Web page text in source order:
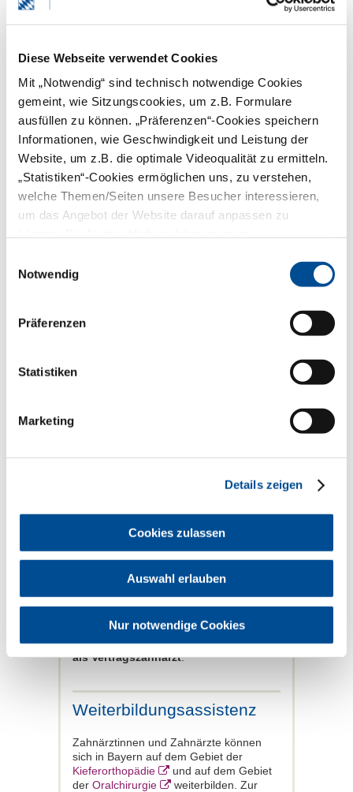
Diese Webseite verwendet Cookies
Mit „Notwendig“ sind technisch notwendige Cookies
gemeint, wie Sitzungscookies, um z.B. Formulare
ausfüllen zu können. „Präferenzen“-Cookies speichern
Informationen, wie Geschwindigkeit und Leistung der
Website, um z.B. die optimale Videoqualität zu ermitteln.
„Statistiken“-Cookies ermöglichen uns, zu verstehen,
welche Themen/Seiten unsere Besucher interessieren,
um das Angebot der Website darauf anpassen zu
Notwendig
Präferenzen
Statistiken
Marketing
Details zeigen
Cookies zulassen
Auswahl erlauben
Nur notwendige Cookies
Keine
Ausnahmefällen
Zahnärzte, die in einem Mitgliedsland der
EU oder einem anderen Vertragsstaat
des Abkommens über den Europäischen
Wirtschaftsraum oder einem
Vertragsstaat, dem Deutschland und die
Europäische Gemeinschaft oder
Deutschland und die Europäische Union
vertraglich einen entsprechenden
Rechtsanspruch eingeräumt haben,
einen nach den gemeinschaftsrechtlichen
Ausbildungsnachweis erworben haben
sind, müssen die
Vorbereitungsassistenzzeit nicht
können grundsätzlich nur nach Erhalt
13 Zahnheilkundegesetz finden Sie unter
Berufszulassung bei ausländischem
Eintrag in das Zahnarztregister
Wer die Vorbereitungszeit abgeleistet hat,
kann bei der
zuständigen Bezirksstelle
einen Antrag auf Eintragung
in das Zahnarztregister stellen. Der
ermöglicht dieAnstellung als Zahnarzt
oder dieBeantragung einer Zulassung
als Vertragszahnarzt.
Weiterbildungsassistenz
Zahnärztinnen und Zahnärzte können
sich in Bayern auf dem Gebiet der
Kieferorthopädie
und auf dem Gebiet
der Oralchirurgie
weiterbilden. Zur